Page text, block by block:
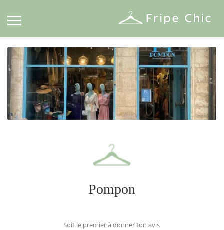
Pompon
Soit le premier à donner ton avis